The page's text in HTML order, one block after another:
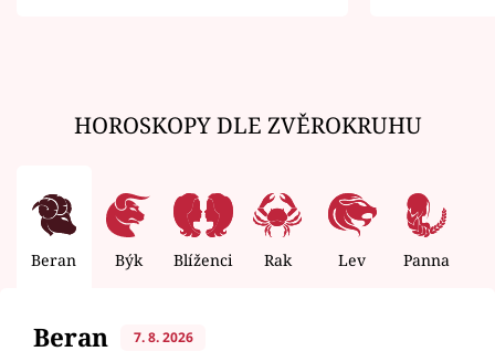
HOROSKOPY DLE ZVĚROKRUHU
Beran Býk Blíženci Rak Lev Panna
Beran 7. 8. 2026